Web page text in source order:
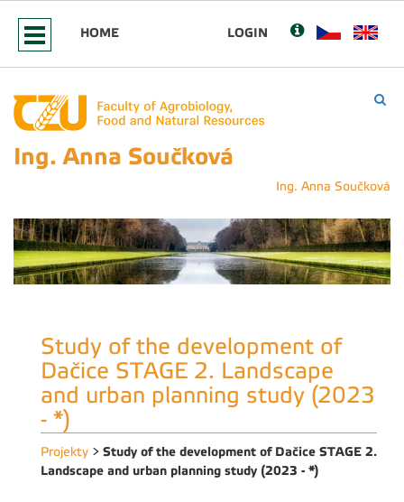
HOME LOGIN
Ing. Anna Součková
Ing. Anna Součková
Study of the development of
Dačice STAGE 2. Landscape
and urban planning study (2023
- *)
Projekty > Study of the development of Dačice STAGE 2.
Landscape and urban planning study (2023 - *)